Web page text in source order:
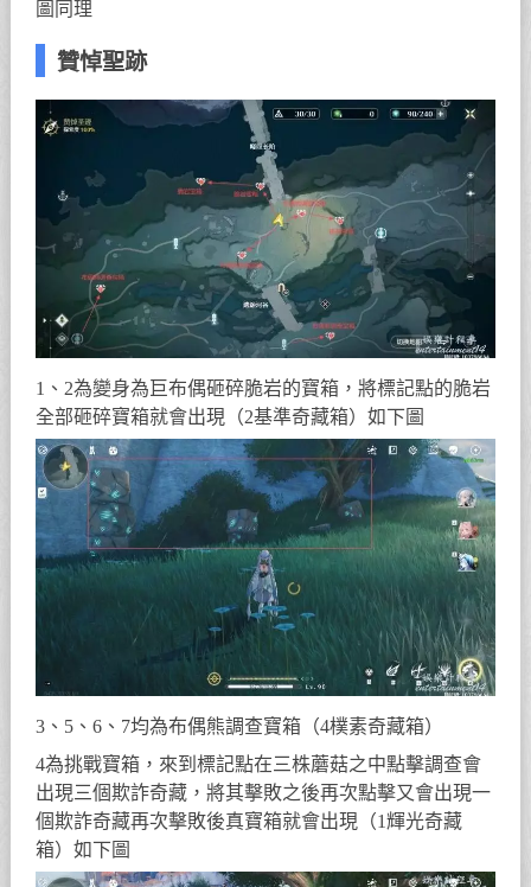
圖同理
贊悼聖跡
1、2為變身為巨布偶砸碎脆岩的寶箱，將標記點的脆岩
全部砸碎寶箱就會出現（2基準奇藏箱）如下圖
3、5、6、7均為布偶熊調查寶箱（4樸素奇藏箱）
4為挑戰寶箱，來到標記點在三株蘑菇之中點擊調查會
出現三個欺詐奇藏，將其擊敗之後再次點擊又會出現一
個欺詐奇藏再次擊敗後真寶箱就會出現（1輝光奇藏
箱）如下圖